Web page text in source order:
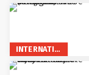
INTERNATIONAL